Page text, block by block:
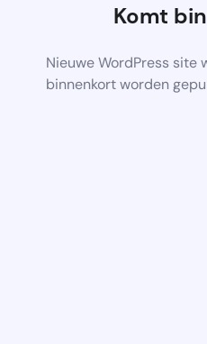
Komt
Nieuwe WordPress site
binnenkort worden